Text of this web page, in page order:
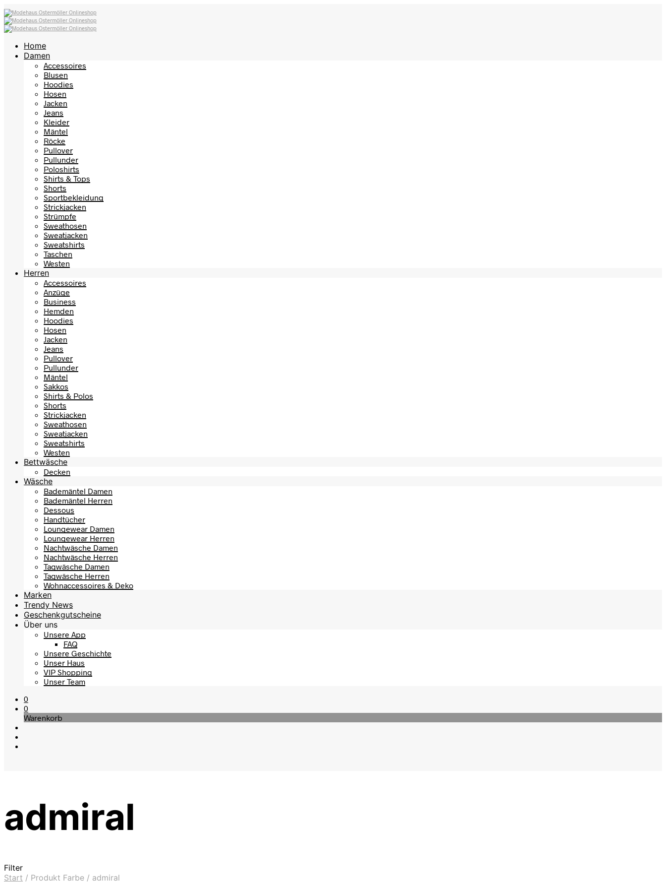
Home
Damen
Accessoires
Blusen
Hoodies
Hosen
Jacken
Jeans
Kleider
Mäntel
Röcke
Pullover
Pullunder
Poloshirts
Shirts & Tops
Shorts
Sportbekleidung
Strickjacken
Strümpfe
Sweathosen
Sweatjacken
Sweatshirts
Taschen
Westen
Herren
Accessoires
Anzüge
Business
Hemden
Hoodies
Hosen
Jacken
Jeans
Pullover
Pullunder
Mäntel
Sakkos
Shirts & Polos
Shorts
Strickjacken
Sweathosen
Sweatjacken
Sweatshirts
Westen
Bettwäsche
Decken
Wäsche
Bademäntel Damen
Bademäntel Herren
Dessous
Handtücher
Loungewear Damen
Loungewear Herren
Nachtwäsche Damen
Nachtwäsche Herren
Tagwäsche Damen
Tagwäsche Herren
Wohnaccessoires & Deko
Marken
Trendy News
Geschenkgutscheine
Über uns
Unsere App
FAQ
Unsere Geschichte
Unser Haus
VIP Shopping
Unser Team
0
0
Warenkorb
admiral
Filter
Start / Produkt Farbe / admiral